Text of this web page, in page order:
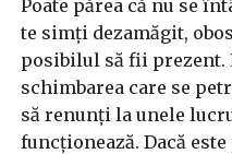
Poate părea că nu se
te simți dezamăgit,
posibilul să fii prezent.
schimbarea care se
să renunți la unele
funcționează. Dacă